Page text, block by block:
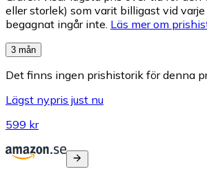
eller storlek) som varit billigast vid
begagnat ingår inte. Läs mer om
3 mån
Det finns ingen prishistorik för denna
Lägst nypris just nu
599 kr